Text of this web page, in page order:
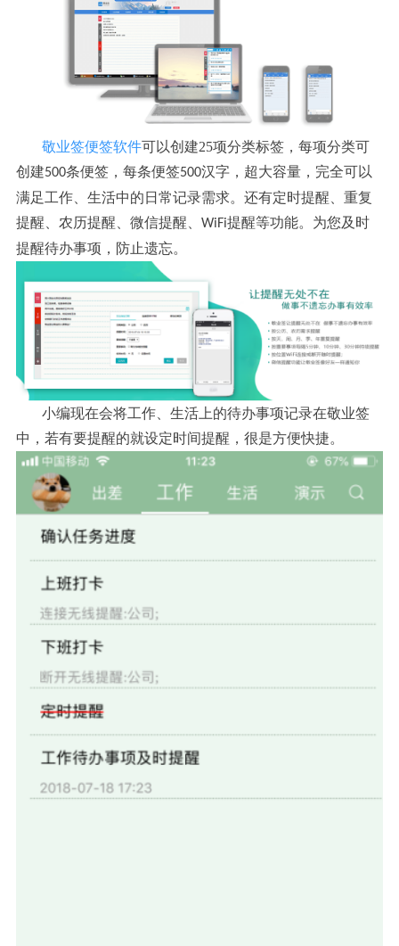
敬业签便签软件可以创建25项分类标签，每项分类可
创建500条便签，每条便签500汉字，超大容量，完全可以
满足工作、生活中的日常记录需求。还有定时提醒、重复
提醒、农历提醒、微信提醒、 WiFi提醒等功能。为您及时
提醒待办事项，防止遗忘。
小编现在会将工作、生活上的待办事项记录在敬业签
中，若有要提醒的就设定时间提醒，很是方便快捷。